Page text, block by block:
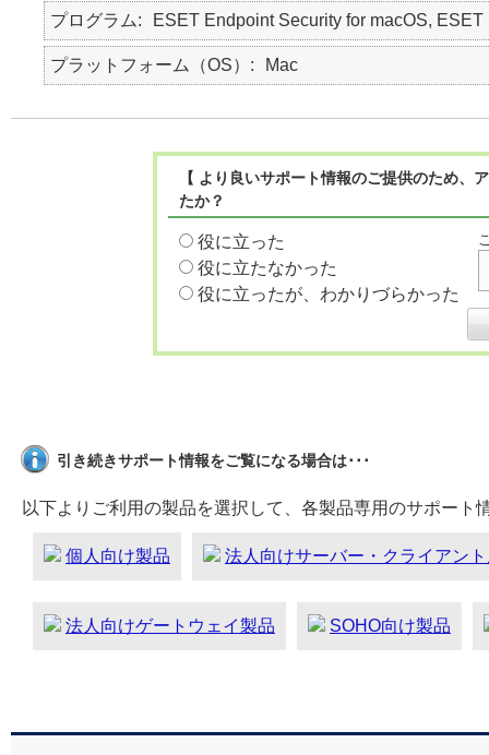
プログラム ESET Endpoint Security for macOS,
プラットフォーム（OS） Mac
【 より良いサポート情報のご提供のため
たか？
役に立った
役に立たなかった
役に立ったが、わかりづらかった
引き続きサポート情報をご覧になる場合は･･･
以下よりご利用の製品を選択して、各製品専用のサポート
個人向け製品 法人向けサーバー・クライアン
法人向けゲートウェイ製品 SOHO向け製品